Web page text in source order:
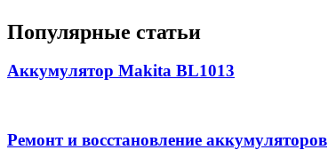
Популярные статьи
Аккумулятор Makita BL1013
Ремонт и восстановление аккумуляторов